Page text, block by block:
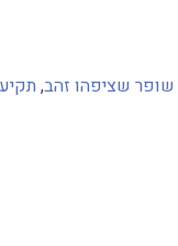
שופר שציפהו זהב,